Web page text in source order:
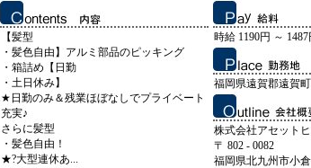
【髪型
・髪色自由】アルミ部品のピッキング
・箱詰め【日勤
・土日休み】
★日勤のみ＆残業ほぼなしでプライベート
充実♪
さらに髪型
・髪色自由！
★?大型連休あ...
時給 1190円 ～ 1487
福岡県遠賀郡遠賀
株式会社アセット
〒 802 - 0082
福岡県北九州市小